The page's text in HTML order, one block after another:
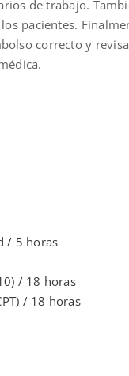
de trabajo.
pacientes.
correcto y
/ 5 horas
/ 18 horas
/ 18 horas